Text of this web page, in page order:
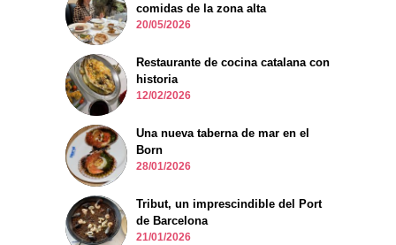
comidas de la zona alta
20/05/2026
Restaurante de cocina catalana con
historia
12/02/2026
Una nueva taberna de mar en el
Born
28/01/2026
Tribut, un imprescindible del Port
de Barcelona
21/01/2026